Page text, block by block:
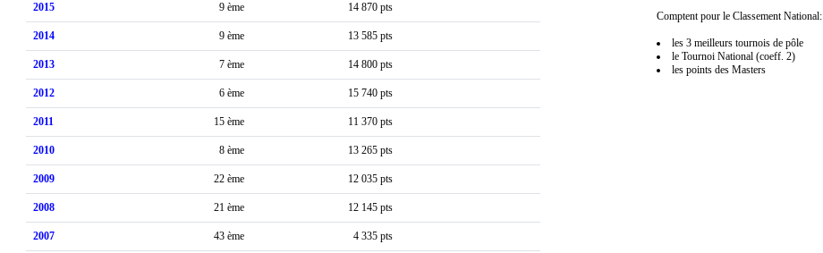
2015 9 ème 14 870 pts
2014 9 ème 13 585 pts
2013 7 ème 14 800 pts
2012 6 ème 15 740 pts
2011 15 ème 11 370 pts
2010 8 ème 13 265 pts
2009 22 ème 12 035 pts
2008 21 ème 12 145 pts
2007 43 ème 4 335 pts
Comptent pour le Classement National:
les 3 meilleurs tournois de pôle
le Tournoi National (coeff. 2)
les points des Masters